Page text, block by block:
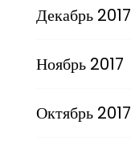
Декабрь 2017
Ноябрь 2017
Октябрь 2017